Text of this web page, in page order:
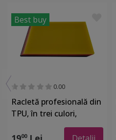
Best buy
0.00
Racletă profesională din
TPU, în trei culori,
pentru colantarea auto
sau a altor suprafețe
00